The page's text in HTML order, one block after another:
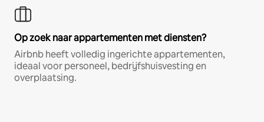
Op zoek naar appartementen met diensten?
Airbnb heeft volledig ingerichte appartementen,
ideaal voor personeel, bedrijfshuisvesting en
overplaatsing.